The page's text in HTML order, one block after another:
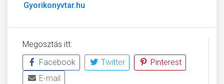
Gyorikonyvtar.hu
Megosztás itt:
Facebook
Twitter
Pinterest
E-mail